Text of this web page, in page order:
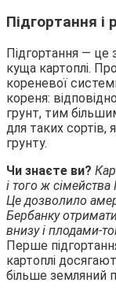
Підгортання і
Підгортання — це
куща картоплі.
кореневої
кореня:
грунт, тим
для таких
грунту.
Чи знаєте ви?
і того ж сімейства
Це дозволило
Бербанку
внизу і плодами-
Перше
картоплі
більше земляний